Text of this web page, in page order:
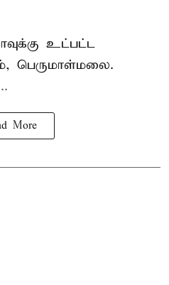
உட்பட்ட
பெருமாள்மலை.
More